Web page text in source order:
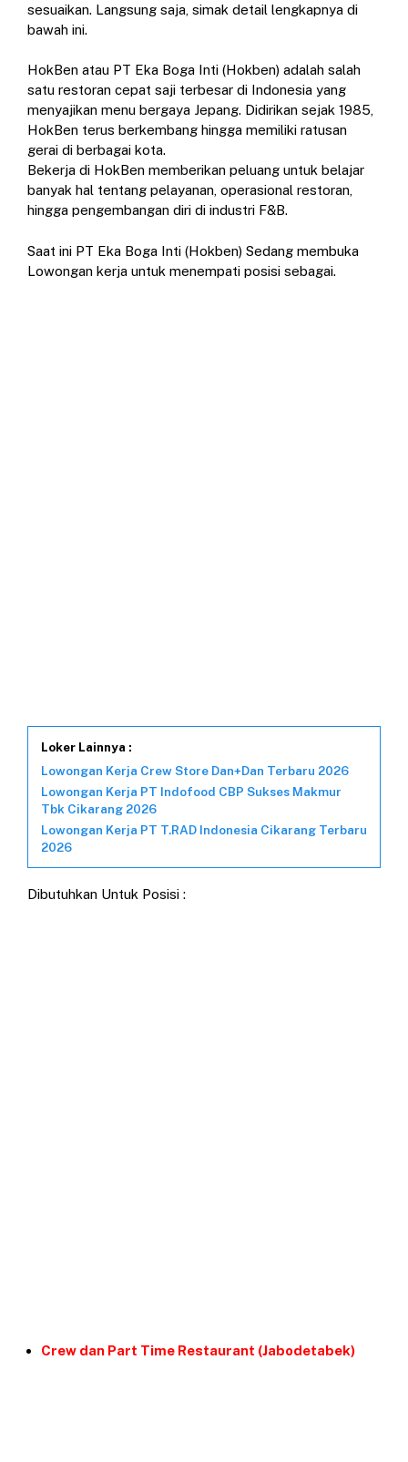
sesuaikan. Langsung saja, simak detail lengkapnya di
bawah ini.
HokBen atau PT Eka Boga Inti (Hokben) adalah salah
satu restoran cepat saji terbesar di Indonesia yang
menyajikan menu bergaya Jepang. Didirikan sejak 1985,
HokBen terus berkembang hingga memiliki ratusan
gerai di berbagai kota.
Bekerja di HokBen memberikan peluang untuk belajar
banyak hal tentang pelayanan, operasional restoran,
hingga pengembangan diri di industri F&B.
Saat ini PT Eka Boga Inti (Hokben) Sedang membuka
Lowongan kerja untuk menempati posisi sebagai.
Loker Lainnya :
Lowongan Kerja Crew Store Dan+Dan Terbaru 2026
Lowongan Kerja PT Indofood CBP Sukses Makmur
Tbk Cikarang 2026
Lowongan Kerja PT T.RAD Indonesia Cikarang Terbaru
2026
Dibutuhkan Untuk Posisi :
Crew dan Part Time Restaurant (Jabodetabek)